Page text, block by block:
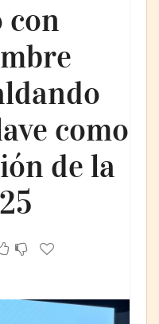
con
como
de la